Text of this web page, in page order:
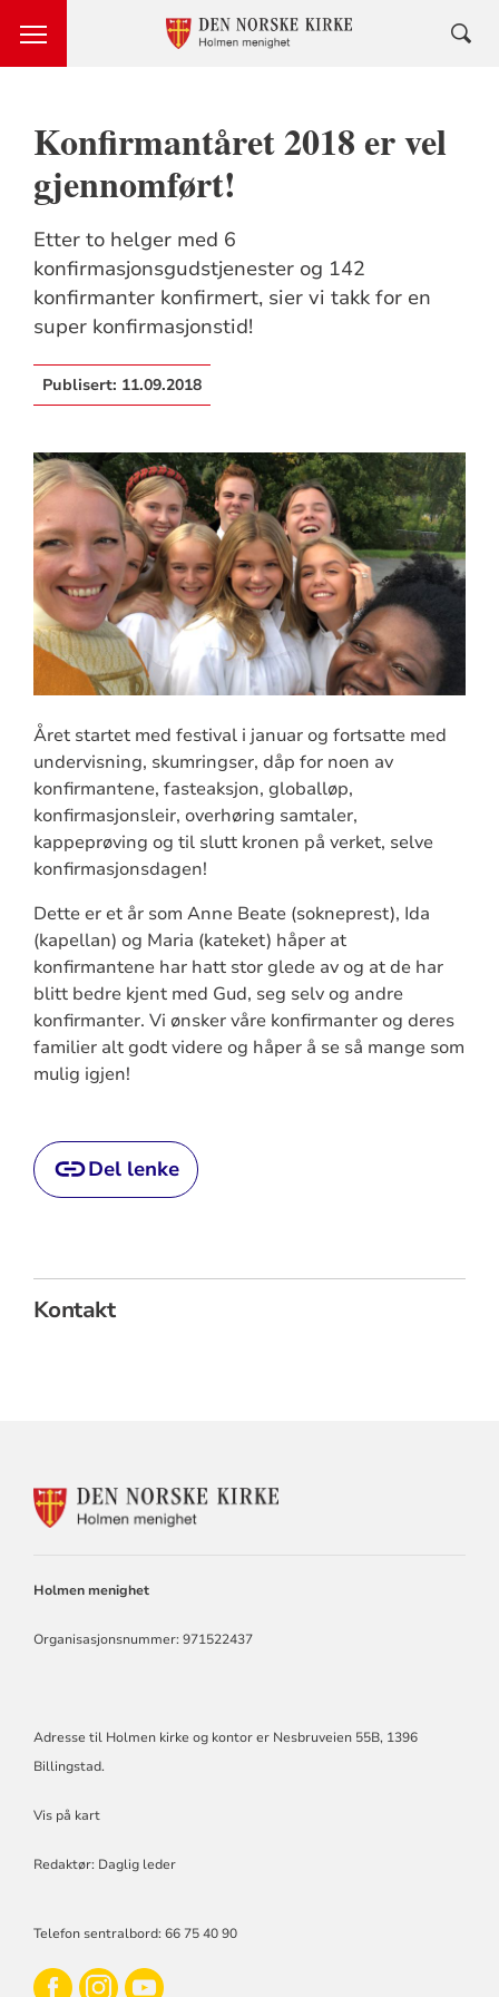
Konfirmantåret 2018 er vel
gjennomført!
Etter to helger med 6
konfirmasjonsgudstjenester og 142
konfirmanter konfirmert, sier vi takk for en
super konfirmasjonstid!
Publisert: 11.09.2018
Året startet med festival i januar og fortsatte med
undervisning, skumringser, dåp for noen av
konfirmantene, fasteaksjon, globalløp,
konfirmasjonsleir, overhøring samtaler,
kappeprøving og til slutt kronen på verket, selve
konfirmasjonsdagen!
Dette er et år som Anne Beate (sokneprest), Ida
(kapellan) og Maria (kateket) håper at
konfirmantene har hatt stor glede av og at de har
blitt bedre kjent med Gud, seg selv og andre
konfirmanter. Vi ønsker våre konfirmanter og deres
familier alt godt videre og håper å se så mange som
mulig igjen!
Del lenke
Kontakt
KONTAKTINFORMASJON
Holmen menighet
Organisasjonsnummer: 971522437
Adresse til Holmen kirke og kontor er Nesbruveien 55B, 1396
Billingstad.
Vis på kart
Redaktør: Daglig leder
Telefon sentralbord: 66 75 40 90